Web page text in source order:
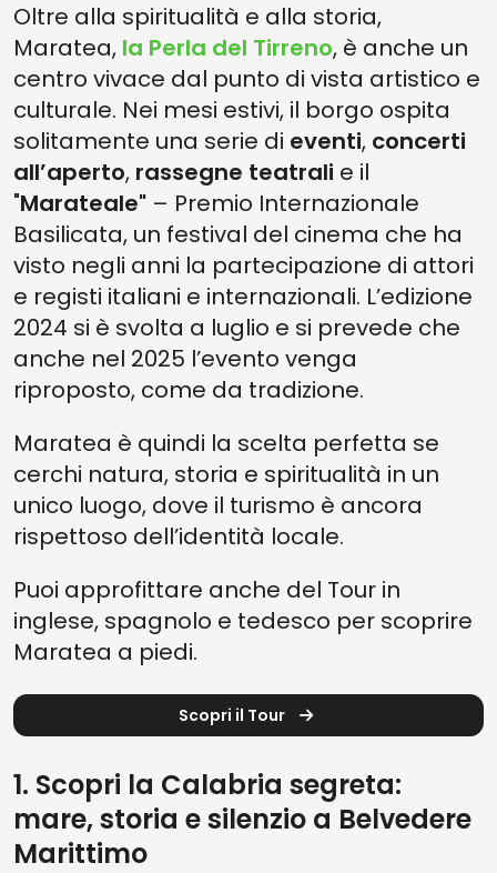
Oltre alla spiritualità e alla storia,
Maratea, la Perla del Tirreno, è anche un
centro vivace dal punto di vista artistico e
culturale. Nei mesi estivi, il borgo ospita
solitamente una serie di eventi, concerti
all’aperto, rassegne teatrali e il
"Marateale" – Premio Internazionale
Basilicata, un festival del cinema che ha
visto negli anni la partecipazione di attori
e registi italiani e internazionali. L’edizione
2024 si è svolta a luglio e si prevede che
anche nel 2025 l’evento venga
riproposto, come da tradizione.
Maratea è quindi la scelta perfetta se
cerchi natura, storia e spiritualità in un
unico luogo, dove il turismo è ancora
rispettoso dell’identità locale.
Puoi approfittare anche del Tour in
inglese, spagnolo e tedesco per scoprire
Maratea a piedi.
Scopri il Tour
1. Scopri la Calabria segreta:
mare, storia e silenzio a Belvedere
Marittimo